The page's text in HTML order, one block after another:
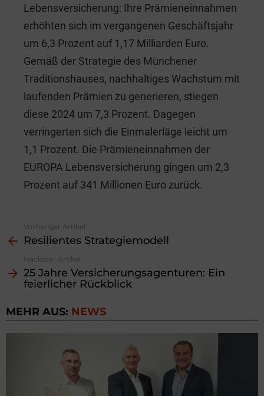
Lebensversicherung: Ihre Prämieneinnahmen
erhöhten sich im vergangenen Geschäftsjahr
um 6,3 Prozent auf 1,17 Milliarden Euro.
Gemäß der Strategie des Münchener
Traditionshauses, nachhaltiges Wachstum mit
laufenden Prämien zu generieren, stiegen
diese 2024 um 7,3 Prozent. Dagegen
verringerten sich die Einmalerläge leicht um
1,1 Prozent. Die Prämieneinnahmen der
EUROPA Lebensversicherung gingen um 2,3
Prozent auf 341 Millionen Euro zurück.
more
Vorheriger Artikel
Resilientes Strategiemodell
Nächster Artikel
25 Jahre Versicherungsagenturen: Ein
feierlicher Rückblick
MEHR AUS: NEWS